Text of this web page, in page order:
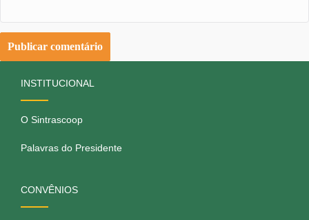
INSTITUCIONAL
O Sintrascoop
Palavras do Presidente
CONVÊNIOS